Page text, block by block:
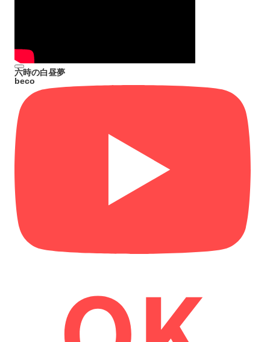
六時の白昼夢
beco